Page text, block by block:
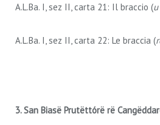
A.L.Ba. I, sez II, carta 21: Il braccio (
A.L.Ba. I, sez II, carta 22: Le braccia (
3. San Biasë Prutëttórë rë